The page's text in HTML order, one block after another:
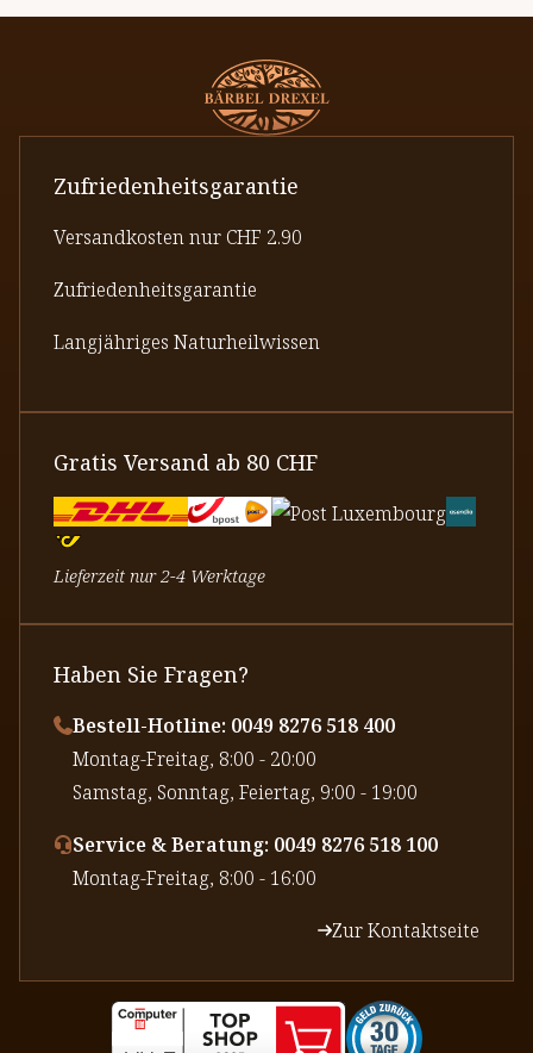
Zufriedenheitsgarantie
Versandkosten nur CHF 2.90
Zufriedenheitsgarantie
Langjähriges Naturheilwissen
Gratis Versand ab 80 CHF
Lieferzeit nur 2-4 Werktage
Haben Sie Fragen?
Bestell-Hotline: 0049 8276 518 400
⁠Montag-Freitag, 8:00 - 20:00
⁠Samstag, Sonntag, Feiertag, 9:00 - 19:00
Service & Beratung: 0049 8276 518 100
⁠Montag-Freitag, 8:00 - 16:00
Zur Kontaktseite